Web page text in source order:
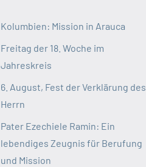
Kolumbien: Mission in Arauca
Freitag der 18. Woche im
Jahreskreis
6. August, Fest der Verklärung des
Herrn
Pater Ezechiele Ramin: Ein
lebendiges Zeugnis für Berufung
und Mission